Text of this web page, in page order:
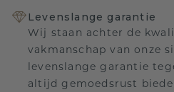
Levenslange garantie
Wij staan achter de
vakmanschap van onze
levenslange garantie
altijd gemoedsrust